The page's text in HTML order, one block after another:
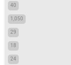
40
1,050
29
18
24